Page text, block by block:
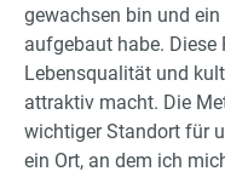
gewachsen bin und
aufgebaut habe. Diese
Lebensqualität und
attraktiv macht. Die
wichtiger Standort für
ein Ort, an dem ich